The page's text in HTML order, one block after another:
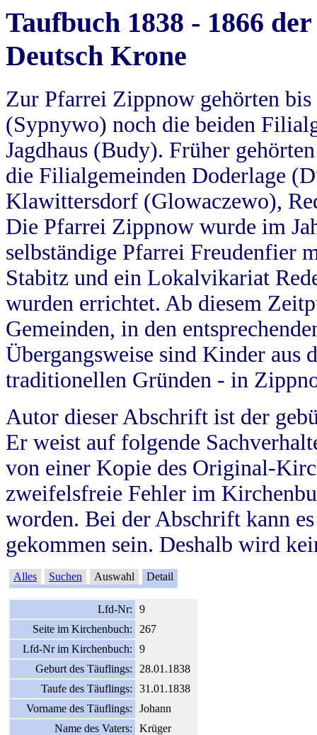
Taufbuch 1838 - 1866
Deutsch Krone
Zur Pfarrei Zippnow gehörten
(Sypnywo) noch die beiden
Jagdhaus (Budy). Früher
die Filialgemeinden Doderlage
Klawittersdorf (Glowaczewo),
Die Pfarrei Zippnow wurde im
selbständige Pfarrei Freudenfier
Stabitz und ein Lokalvikariat
wurden errichtet. Ab diesem
Gemeinden, in den
Übergangsweise sind Kinder aus
traditionellen Gründen - in
Autor dieser Abschrift ist der
Er weist auf folgende
von einer Kopie des Original-
zweifelsfreie Fehler im
worden. Bei der Abschrift kann
gekommen sein. Deshalb wird
Alles Suchen Auswahl Detail
Lfd-Nr:
9
Seite im Kirchenbuch:
267
Lfd-Nr im Kirchenbuch:
9
Geburt des Täuflings:
28.01.1838
Taufe des Täuflings:
31.01.1838
Vorname des Täuflings:
Johann
Name des Vaters:
Krüger